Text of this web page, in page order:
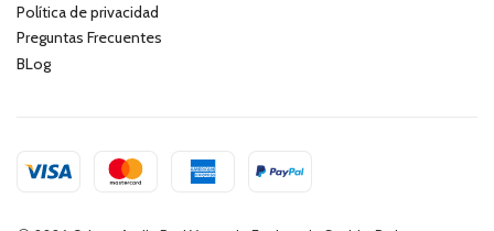
Política de privacidad
Preguntas Frecuentes
BLog